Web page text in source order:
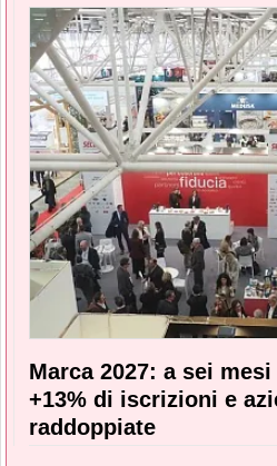
Marca 2027: a sei
+13% di iscrizioni e
raddoppiate